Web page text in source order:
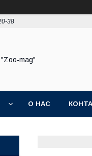
38
mag"
О НАС